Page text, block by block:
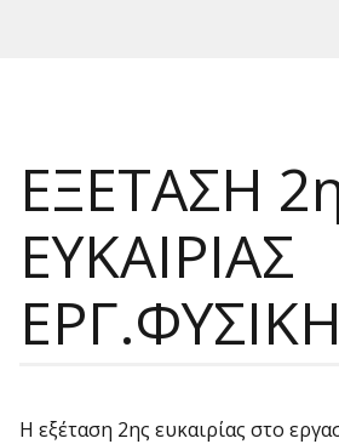
ΕΞΕΤΑΣΗ
ΕΥΚΑΙΡΙΑΣ
Η εξέταση 2ης ευκαιρίας στο